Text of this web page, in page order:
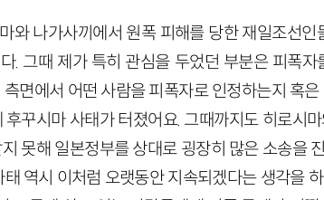
와 나가사끼에서 원폭 피해를 당한 재일조선
. 그때 제가 특히 관심을 두었던 부분은 피폭
면에서 어떤 사람을 피폭자로 인정하는지 혹
후꾸시마 사태가 터졌어요. 그때까지도 히로시
못해 일본정부를 상대로 굉장히 많은 소송을
역시 이처럼 오랫동안 지속되겠다는 생각을